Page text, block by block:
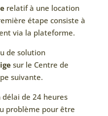
relatif à une location
étape consiste à
via la plateforme.
de solution
sur le Centre de
suivante.
de 24 heures
problème pour être